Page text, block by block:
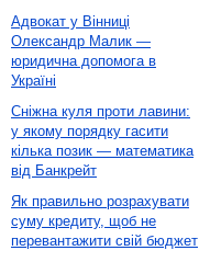
Адвокат у Вінниці
Олександр Малик —
юридична допомога в
Україні
Сніжна куля проти лавини:
у якому порядку гасити
кілька позик — математика
від Банкрейт
Як правильно розрахувати
суму кредиту, щоб не
перевантажити свій бюджет